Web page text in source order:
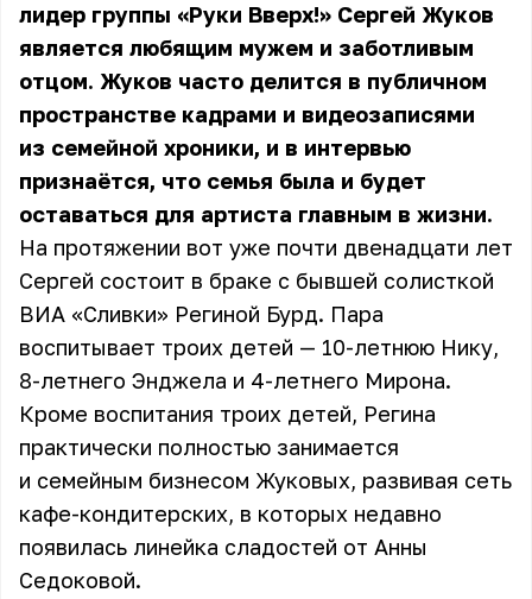
лидер группы «Руки Вверх!» Сергей Жуков
является любящим мужем и заботливым
отцом. Жуков часто делится в публичном
пространстве кадрами и видеозаписями
из семейной хроники, и в интервью
признаётся, что семья была и будет
оставаться для артиста главным в жизни.
На протяжении вот уже почти двенадцати лет
Сергей состоит в браке с бывшей солисткой
ВИА «Сливки» Региной Бурд. Пара
воспитывает троих детей — 10-летнюю Нику,
8-летнего Энджела и 4-летнего Мирона.
Кроме воспитания троих детей, Регина
практически полностью занимается
и семейным бизнесом Жуковых, развивая сеть
кафе-кондитерских, в которых недавно
появилась линейка сладостей от Анны
Седоковой.